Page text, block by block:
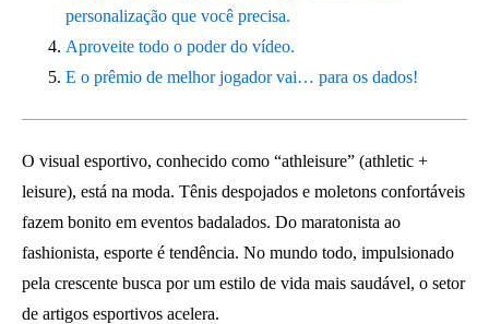
personalização que você precisa.
Aproveite todo o poder do vídeo.
E o prêmio de melhor jogador vai… para os dados!
O visual esportivo, conhecido como “athleisure” (athletic +
leisure), está na moda. Tênis despojados e moletons confortáveis
fazem bonito em eventos badalados. Do maratonista ao
fashionista, esporte é tendência. No mundo todo, impulsionado
pela crescente busca por um estilo de vida mais saudável, o setor
de artigos esportivos acelera.